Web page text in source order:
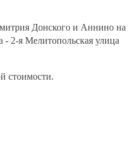
Донского и Аннино на
2-я Мелитопольская улица
стоимости.